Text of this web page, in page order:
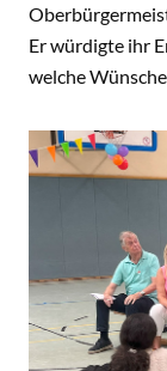
Er würdigte ihr
welche